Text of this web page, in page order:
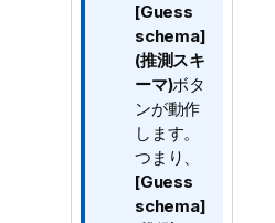
報
メ
モ
[Guess
schema]
(推測スキ
ーマ)ボタ
ンが動作
します。
つまり、
[Guess
schema]